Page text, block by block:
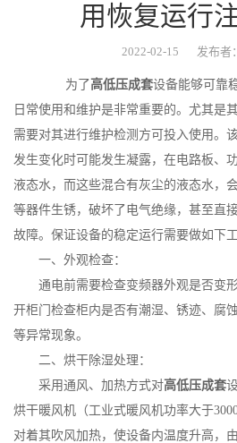
用恢复运行
2022-02-15 发布者：
为了 高低压成套设备能够可靠
日常使用和维护是非常重要的。尤其是
需要对其进行维护检测方可投入使用。
发生变化时可能发生凝露，在电路板、
液态水，而这些混合有灰尘的液态水，
等器件生锈，破坏了电气绝缘，甚至直
故障。保证设备的稳定运行需要做如下工
一、外观检查：
通电前需要检查变频器外观是否变形
开柜门检查柜内是否有潮湿、锈迹、腐
等异常现象。
二、烘干除湿处理：
采用通风、加热方式对高低压成套
烘干暖风机（工业式暖风机功率大于
对着其吹风加热，使设备内温度升高，